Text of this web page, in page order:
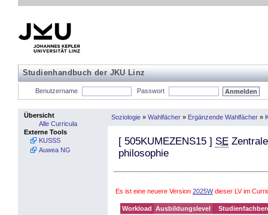
Studienhandbuch der JKU Linz
Benutzername Passwort
Übersicht
Alle Curricula
Externe Tools
KUSSS
Auwea NG
Soziologie » Wahlfächer » Ergänzende Wahlfächer »
[ 505KUMEZENS15 ] SE
philosophie
Es ist eine neuere Version 2025Wdieser LV im
Workload Ausbildungslevel